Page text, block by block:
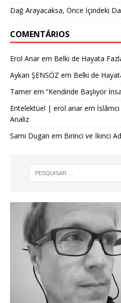
Dağ Arayacaksa, Önce İçindeki
COMENTÁRIOS
Erol Anarem Belki de Hayata
Aykan ŞENSÖZ em Belki de
Tamerem “Kendinde Başlıyor
Entelektüel | erol anarem
Analiz
Sami Dugan em Birinci ve İkinci